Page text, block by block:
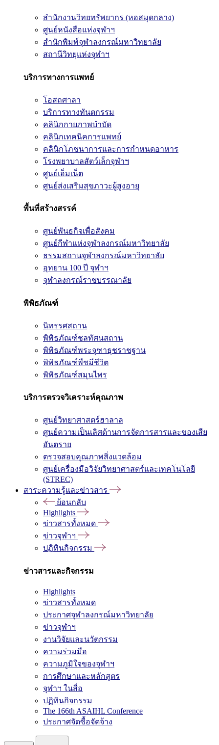
สำนักงานวิทยทรัพยากร (หอสมุดกลาง)
ศูนย์หนังสือแห่งจุฬาฯ
สำนักพิมพ์จุฬาลงกรณ์มหาวิทยาลัย
สถานีวิทยุแห่งจุฬาฯ
บริการทางการแพทย์
โอสถศาลา
บริการทางทันตกรรม
คลินิกกายภาพบำบัด
คลินิกเทคนิคการแพทย์
คลินิกโภชนาการและการกำหนดอาหาร
โรงพยาบาลสัตว์เล็กจุฬาฯ
ศูนย์เอ็มเน็ต
ศูนย์ส่งเสริมสุขภาวะผู้สูงอายุ
พื้นที่สร้างสรรค์
ศูนย์พันธกิจเพื่อสังคม
ศูนย์กีฬาแห่งจุฬาลงกรณ์มหาวิทยาลัย
ธรรมสถานจุฬาลงกรณ์มหาวิทยาลัย
อุทยาน 100 ปี จุฬาฯ
จุฬาลงกรณ์ราชบรรณาลัย
พิพิธภัณฑ์
นิทรรศสถาน
พิพิธภัณฑ์ชลทัศนสถาน
พิพิธภัณฑ์พระจุฑาธุชราชฐาน
พิพิธภัณฑ์พืชมีชีวิต
พิพิธภัณฑ์สมุนไพร
บริการตรวจวิเคราะห์คุณภาพ
ศูนย์วิทยาศาสตร์ฮาลาล
ศูนย์ความเป็นเลิศด้านการจัดการสารและของเสีย
อันตราย
ตรวจสอบคุณภาพสิ่งแวดล้อม
ศูนย์เครื่องมือวิจัยวิทยาศาสตร์และเทคโนโลยี
(STREC)
สาระความรู้และข่าวสาร
ย้อนกลับ
Highlights
ข่าวสารทั้งหมด
ข่าวจุฬาฯ
ปฏิทินกิจกรรม
ข่าวสารและกิจกรรม
Highlights
ข่าวสารทั้งหมด
ประกาศจุฬาลงกรณ์มหาวิทยาลัย
ข่าวจุฬาฯ
งานวิจัยและนวัตกรรม
ความร่วมมือ
ความภูมิใจของจุฬาฯ
การศึกษาและหลักสูตร
จุฬาฯ ในสื่อ
ปฏิทินกิจกรรม
The 166th ASAIHL Conference
ประกาศจัดซื้อจัดจ้าง